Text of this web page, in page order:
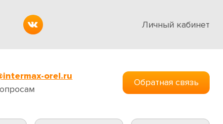
Личный кабинет
orel.ru
Обратная связь